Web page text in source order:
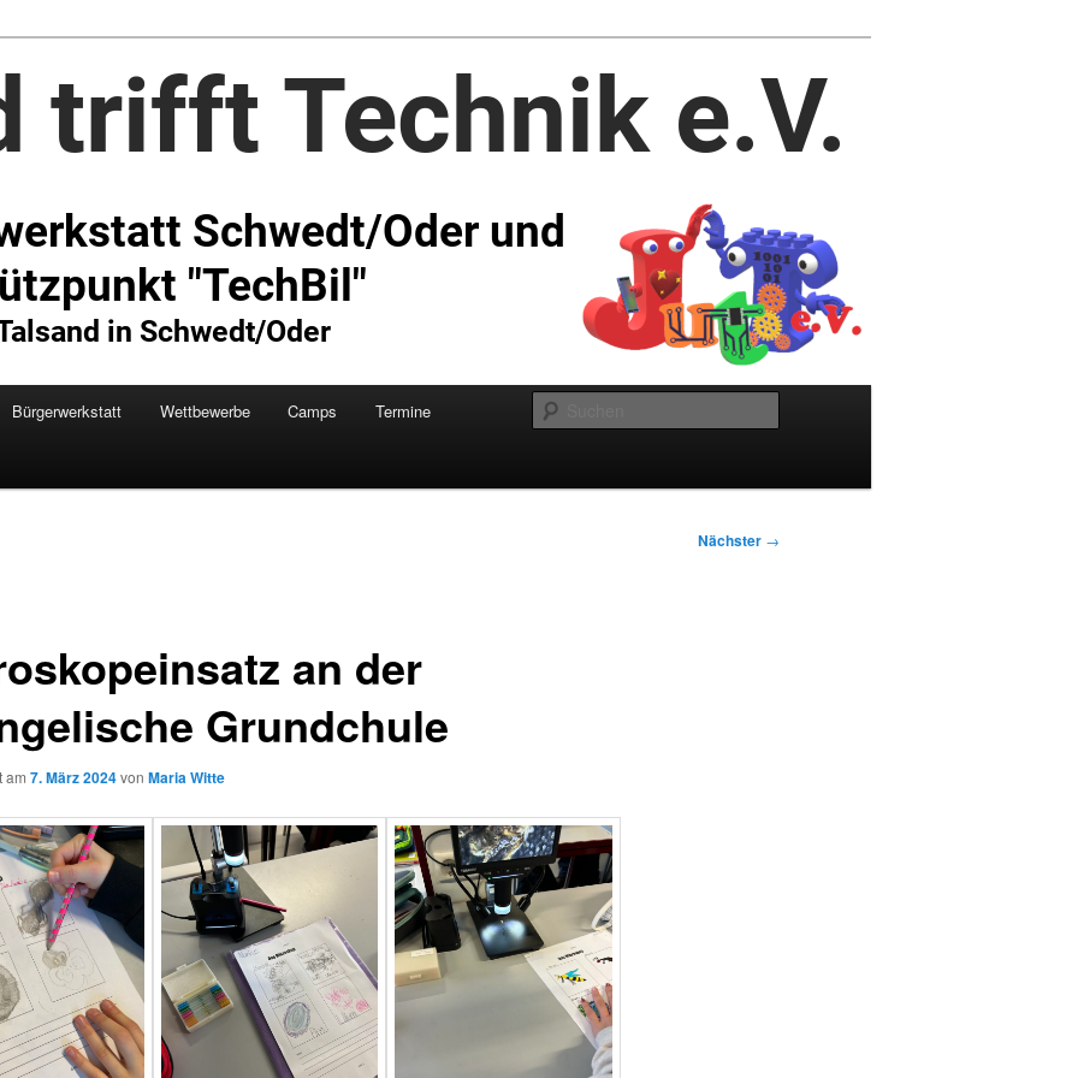
e.V.
Bürgerwerkstatt Wettbewerbe Camps Termine
Nächster →
an der
Grundchule
am 7. März 2024von Maria Witte